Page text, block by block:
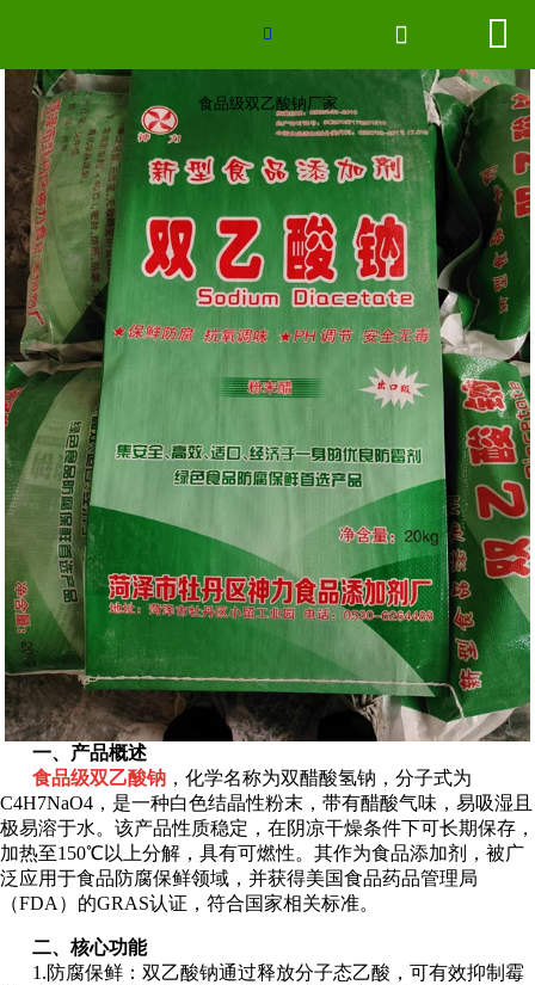
网站首页
联系我们
厂房场景
企业形象
2026世界杯官网
新闻中心
产品分类

食品级双乙酸钠厂家
 
食品级双乙酸钠厂家
一、产品概述
食品级双乙酸钠，化学名称为双醋酸氢钠，分子式为
C4H7NaO4，是一种白色结晶性粉末，带有醋酸气味，易吸湿且
极易溶于水。该产品性质稳定，在阴凉干燥条件下可长期保存，
加热至150℃以上分解，具有可燃性。其作为食品添加剂，被广
泛应用于食品防腐保鲜领域，并获得美国食品药品管理局
（FDA）的GRAS认证，符合国家相关标准。
二、核心功能
1.防腐保鲜：双乙酸钠通过释放分子态乙酸，可有效抑制霉